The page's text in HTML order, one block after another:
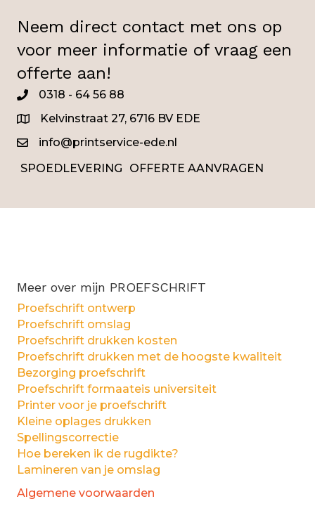
Neem direct contact met ons op
voor meer informatie of vraag een
offerte aan!
03450318 - 64 56 88
Kelvinstraat 27, 6716 BV EDE
info@printservice-ede.nl
SPOEDLEVERING
OFFERTE AANVRAGEN
Meer over mijn PROEFSCHRIFT
Proefschrift ontwerp
Proefschrift omslag
Proefschrift drukken kosten
Proefschrift drukken met de hoogste kwaliteit
Bezorging proefschrift
Proefschrift formaateis universiteit
Printer voor je proefschrift
Kleine oplages drukken
Spellingscorrectie
Hoe bereken ik de rugdikte?
Lamineren van je omslag
Algemene voorwaarden